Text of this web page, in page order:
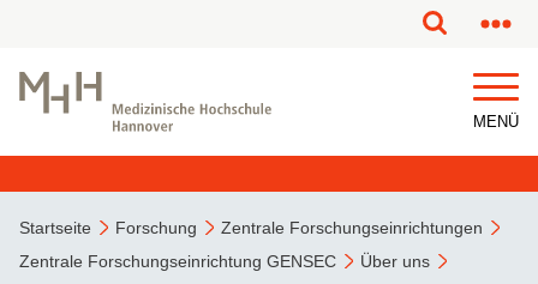
MENÜ
Startseite Forschung
Zentrale Forschungseinrichtungen
Zentrale Forschungseinrichtung GENSEC
Über uns